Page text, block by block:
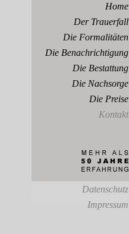
Home
Der Trauerfall
Die Formalitäten
Die Benachrichtigung
Die Bestattung
Die Nachsorge
Die Preise
Kontakt
Datenschutz
Impressum